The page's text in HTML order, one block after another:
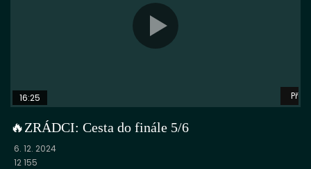
16:25
🔥ZRÁDCI: Cesta do finále 5/6
6. 12. 2024
12 155